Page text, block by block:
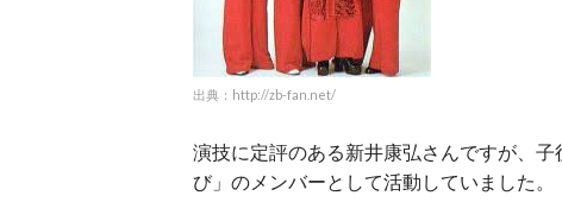
出典：http://zb-fan.net/
演技に定評のある新井康弘さんですが、
び」のメンバーとして活動していました。